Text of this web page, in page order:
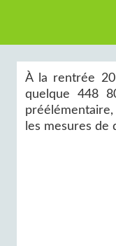
À la rentrée
quelque 448
les mesures de